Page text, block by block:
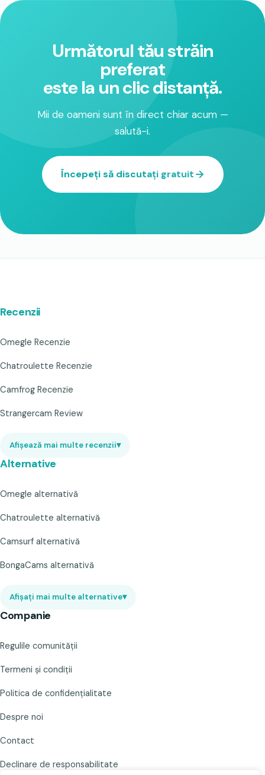
Următorul tău străin
preferat
este la un clic distanță.
Mii de oameni sunt în direct chiar acum —
salută-i.
Începeți să discutați gratuit
Recenzii
Omegle Recenzie
Chatroulette Recenzie
Camfrog Recenzie
Strangercam Review
Afișează mai multe recenzii▾
Alternative
Omegle alternativă
Chatroulette alternativă
Camsurf alternativă
BongaCams alternativă
Afișați mai multe alternative▾
Companie
Regulile comunității
Termeni și condiții
Politica de confidențialitate
Despre noi
Contact
Declinare de responsabilitate